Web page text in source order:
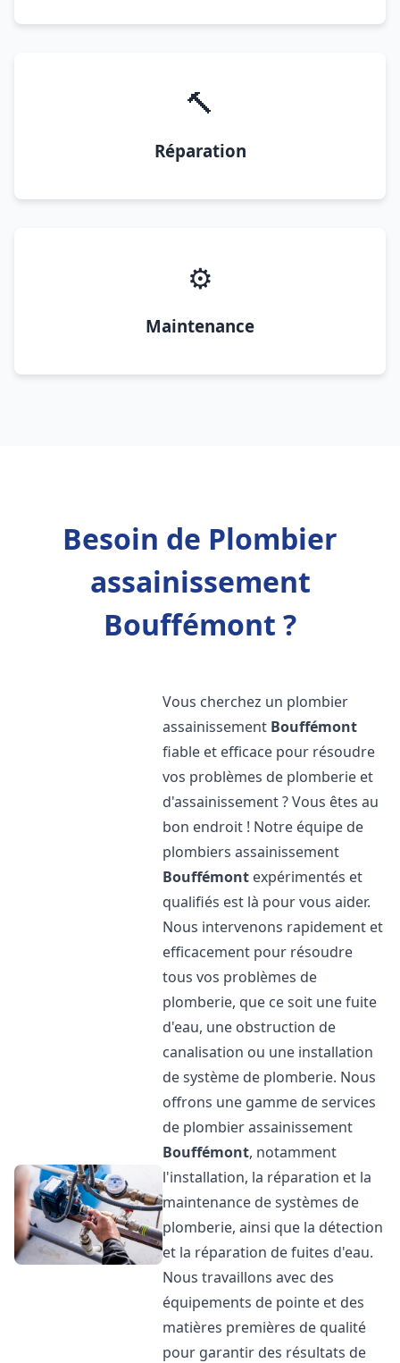
🔨
Réparation
⚙️
Maintenance
Besoin de Plombier
assainissement
Bouffémont ?
Vous cherchez un plombier
assainissement Bouffémont
fiable et efficace pour résoudre
vos problèmes de plomberie et
d'assainissement ? Vous êtes au
bon endroit ! Notre équipe de
plombiers assainissement
Bouffémont expérimentés et
qualifiés est là pour vous aider.
Nous intervenons rapidement et
efficacement pour résoudre
tous vos problèmes de
plomberie, que ce soit une fuite
d'eau, une obstruction de
canalisation ou une installation
de système de plomberie. Nous
offrons une gamme de services
de plombier assainissement
Bouffémont, notamment
l'installation, la réparation et la
maintenance de systèmes de
plomberie, ainsi que la détection
et la réparation de fuites d'eau.
Nous travaillons avec des
équipements de pointe et des
matières premières de qualité
pour garantir des résultats de